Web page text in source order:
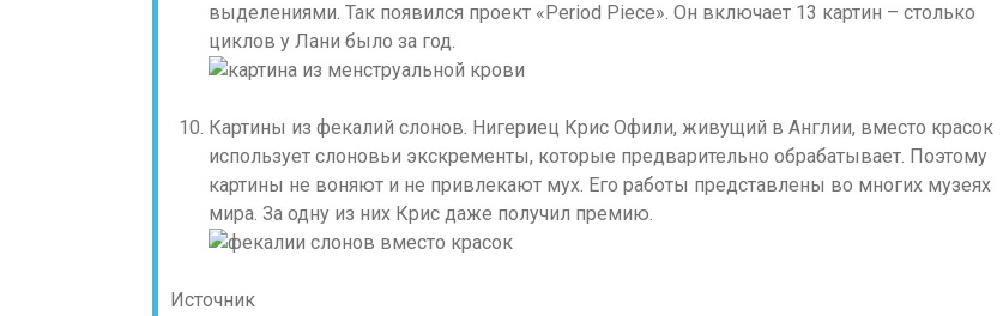
выделениями. Так появился проект «Period Piece». Он включает 13 картин – столько
циклов у Лани было за год.
Картины из фекалий слонов. Нигериец Крис Офили, живущий в Англии, вместо красок
использует слоновьи экскременты, которые предварительно обрабатывает. Поэтому
картины не воняют и не привлекают мух. Его работы представлены во многих музеях
мира. За одну из них Крис даже получил премию.
Источник